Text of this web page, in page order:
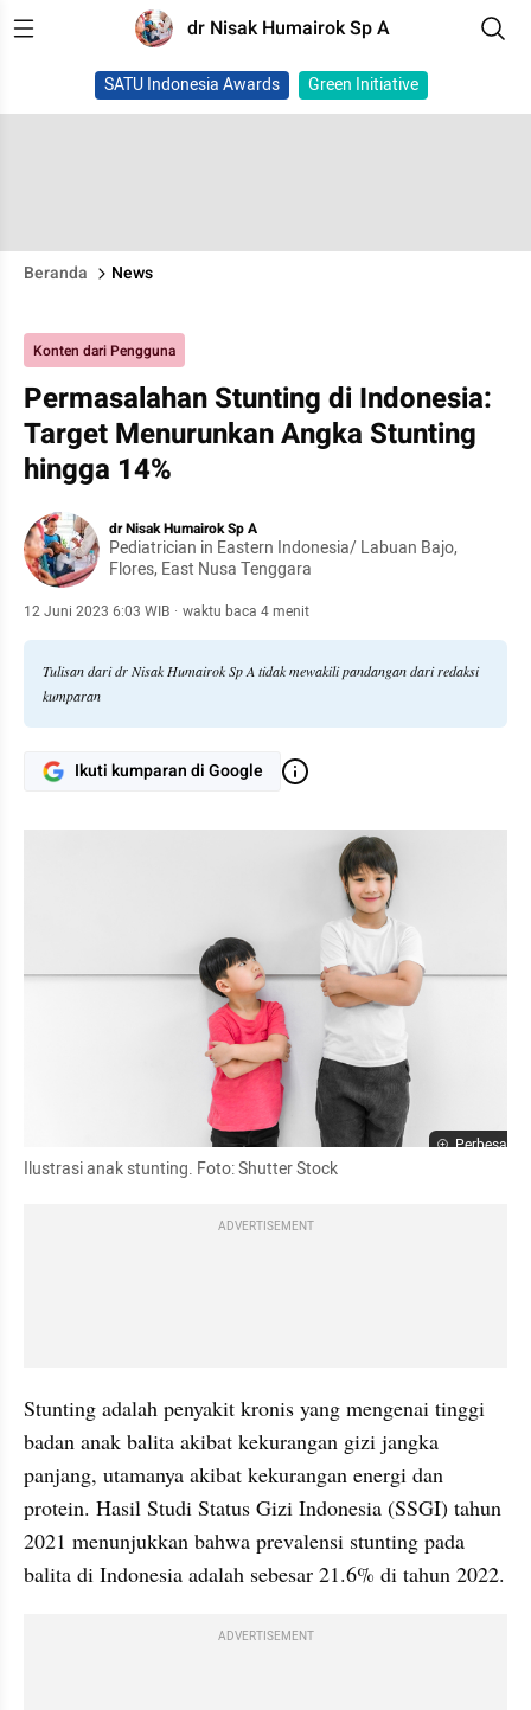
dr Nisak Humairok Sp A
SATU Indonesia Awards Green Initiative
Beranda News
Konten dari Pengguna
Permasalahan Stunting di Indonesia:
Target Menurunkan Angka Stunting
hingga 14%
dr Nisak Humairok Sp A
Pediatrician in Eastern Indonesia/ Labuan Bajo,
Flores, East Nusa Tenggara
12 Juni 2023 6:03 WIB · waktu baca 4 menit
Tulisan dari dr Nisak Humairok Sp A tidak mewakili pandangan dari redaksi
kumparan
Ikuti kumparan di Google
Perbesar
Ilustrasi anak stunting. Foto: Shutter Stock
ADVERTISEMENT
Stunting adalah penyakit kronis yang mengenai tinggi
badan anak balita akibat kekurangan gizi jangka
panjang, utamanya akibat kekurangan energi dan
protein. Hasil Studi Status Gizi Indonesia (SSGI) tahun
2021 menunjukkan bahwa prevalensi stunting pada
ADVERTISEMENT